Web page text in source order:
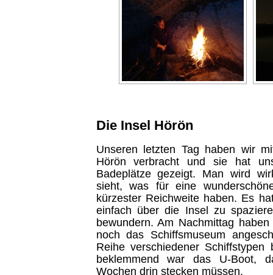
Die Insel Hörön
Unseren letzten Tag haben wir
Hörön verbracht und sie hat
Badeplätze gezeigt. Man wird
sieht, was für eine
kürzester Reichweite haben. Es
einfach über die Insel zu
bewundern. Am Nachmittag
noch das Schiffsmuseum
Reihe verschiedener Schiffstypen
beklemmend war das U-Boot,
Wochen drin stecken müssen.